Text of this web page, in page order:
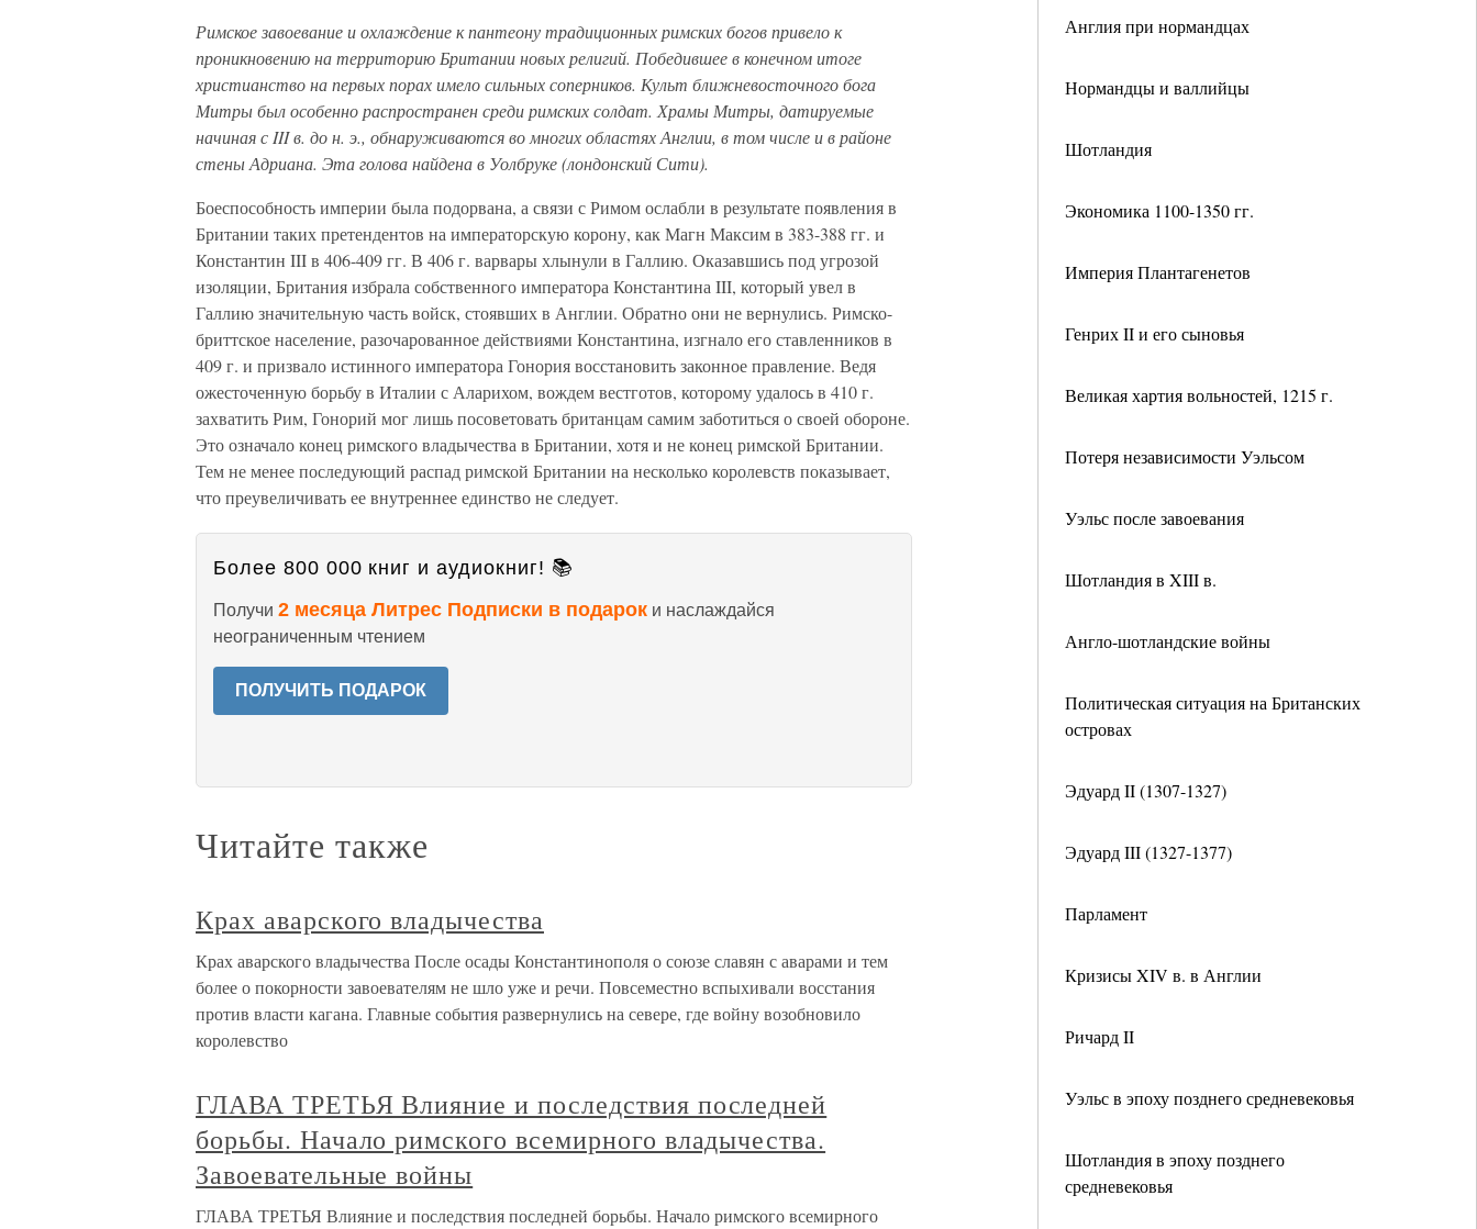
Англия при нормандцах
Нормандцы и валлийцы
Шотландия
Экономика 1100-1350 гг.
Империя Плантагенетов
Генрих II и его сыновья
Великая хартия вольностей, 1215 г.
Потеря независимости Уэльсом
Уэльс после завоевания
Шотландия в XIII в.
Англо-шотландские войны
Политическая ситуация на Британских
островах
Эдуард II (1307-1327)
Эдуард III (1327-1377)
Парламент
Кризисы XIV в. в Англии
Ричард II
Уэльс в эпоху позднего средневековья
Шотландия в эпоху позднего
средневековья
Римское завоевание и охлаждение к пантеону традиционных римских богов привело к
проникновению на территорию Британии новых религий. Победившее в конечном итоге
христианство на первых порах имело сильных соперников. Культ ближневосточного бога
Митры был особенно распространен среди римских солдат. Храмы Митры, датируемые
начиная с III в. до н. э., обнаруживаются во многих областях Англии, в том числе и в районе
стены Адриана. Эта голова найдена в Уолбруке (лондонский Сити).
Боеспособность империи была подорвана, а связи с Римом ослабли в результате появления в
Британии таких претендентов на императорскую корону, как Магн Максим в 383-388 гг. и
Константин III в 406-409 гг. В 406 г. варвары хлынули в Галлию. Оказавшись под угрозой
изоляции, Британия избрала собственного императора Константина III, который увел в
Галлию значительную часть войск, стоявших в Англии. Обратно они не вернулись. Римско-
бриттское население, разочарованное действиями Константина, изгнало его ставленников в
409 г. и призвало истинного императора Гонория восстановить законное правление. Ведя
ожесточенную борьбу в Италии с Аларихом, вождем вестготов, которому удалось в 410 г.
захватить Рим, Гонорий мог лишь посоветовать британцам самим заботиться о своей обороне.
Это означало конец римского владычества в Британии, хотя и не конец римской Британии.
Тем не менее последующий распад римской Британии на несколько королевств показывает,
что преувеличивать ее внутреннее единство не следует.
Более 800 000 книг и аудиокниг! 📚
Получи 2 месяца Литрес Подписки в подарок и наслаждайся
неограниченным чтением
ПОЛУЧИТЬ ПОДАРОК
Читайте также
Крах аварского владычества
Крах аварского владычества После осады Константинополя о союзе славян с аварами и тем
более о покорности завоевателям не шло уже и речи. Повсеместно вспыхивали восстания
против власти кагана. Главные события развернулись на севере, где войну возобновило
королевство
ГЛАВА ТРЕТЬЯ Влияние и последствия последней
борьбы. Начало римского всемирного владычества.
Завоевательные войны
ГЛАВА ТРЕТЬЯ Влияние и последствия последней борьбы. Начало римского всемирного